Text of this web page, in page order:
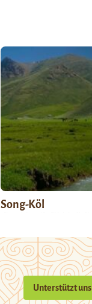
Song-Köl
Unterstützt uns